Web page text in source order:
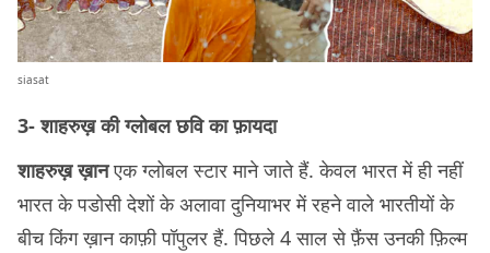
siasat
3- शाहरुख़ की ग्लोबल छवि का फ़ायदा
शाहरुख़ ख़ानएक ग्लोबल स्टार माने जाते हैं. केवल भारत में ही नहीं
भारत के पडोसी देशों के अलावा दुनियाभर में रहने वाले भारतीयों के
बीच किंग ख़ान काफ़ी पॉपुलर हैं. पिछले 4 साल से फ़ैंस उनकी फ़िल्म